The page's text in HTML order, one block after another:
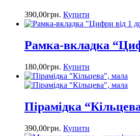
390,00грн. Купити
Рамка-вкладка
180,00грн. Купити
Пірамідка
390,00грн. Купити